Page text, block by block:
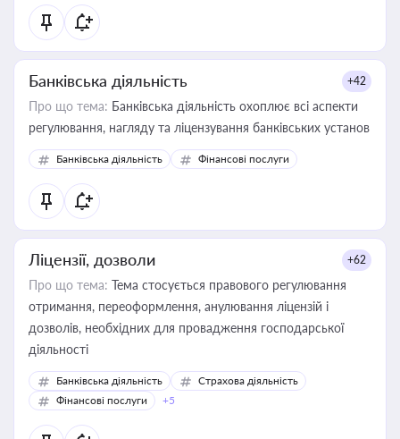
Банківська діяльність +42
Про що тема: Банківська діяльність охоплює всі аспекти
регулювання, нагляду та ліцензування банківських установ
Банківська діяльність Фінансові послуги
Ліцензії, дозволи +62
Про що тема: Тема стосується правового регулювання
отримання, переоформлення, анулювання ліцензій і
дозволів, необхідних для провадження господарської
діяльності
Банківська діяльність
Страхова діяльність
Фінансові послуги
+5